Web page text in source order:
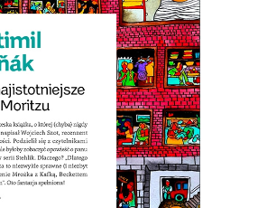
NAJISTOTNIEJSZE O
PANU MORITZU
Premiera 22 marca
zł 19.50 zł